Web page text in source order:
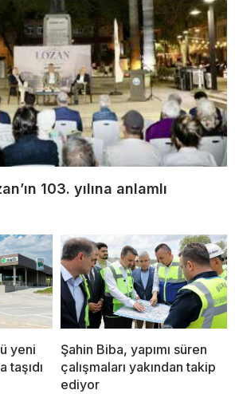
103. yılına anlamlı
yeni
taşıdı
Şahin Biba, yapımı süren
çalışmaları yakından takip
ediyor